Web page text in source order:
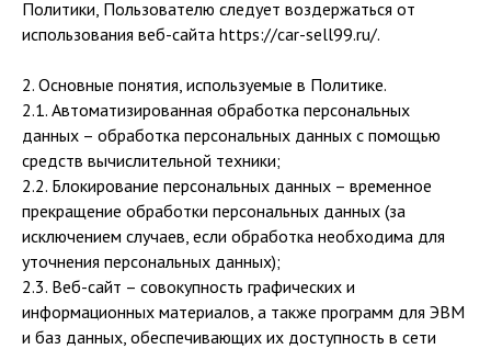
Политики, Пользователю следует воздержаться от
использования веб-сайта https://car-sell99.ru/.
2. Основные понятия, используемые в Политике.
2.1. Автоматизированная обработка персональных
данных – обработка персональных данных с помощью
средств вычислительной техники;
2.2. Блокирование персональных данных – временное
прекращение обработки персональных данных (за
исключением случаев, если обработка необходима для
уточнения персональных данных);
2.3. Веб-сайт – совокупность графических и
информационных материалов, а также программ для ЭВМ
и баз данных, обеспечивающих их доступность в сети